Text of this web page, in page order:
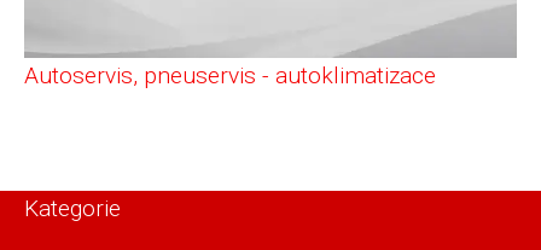
Autoservis, pneuservis - autoklimatizace
Kategorie